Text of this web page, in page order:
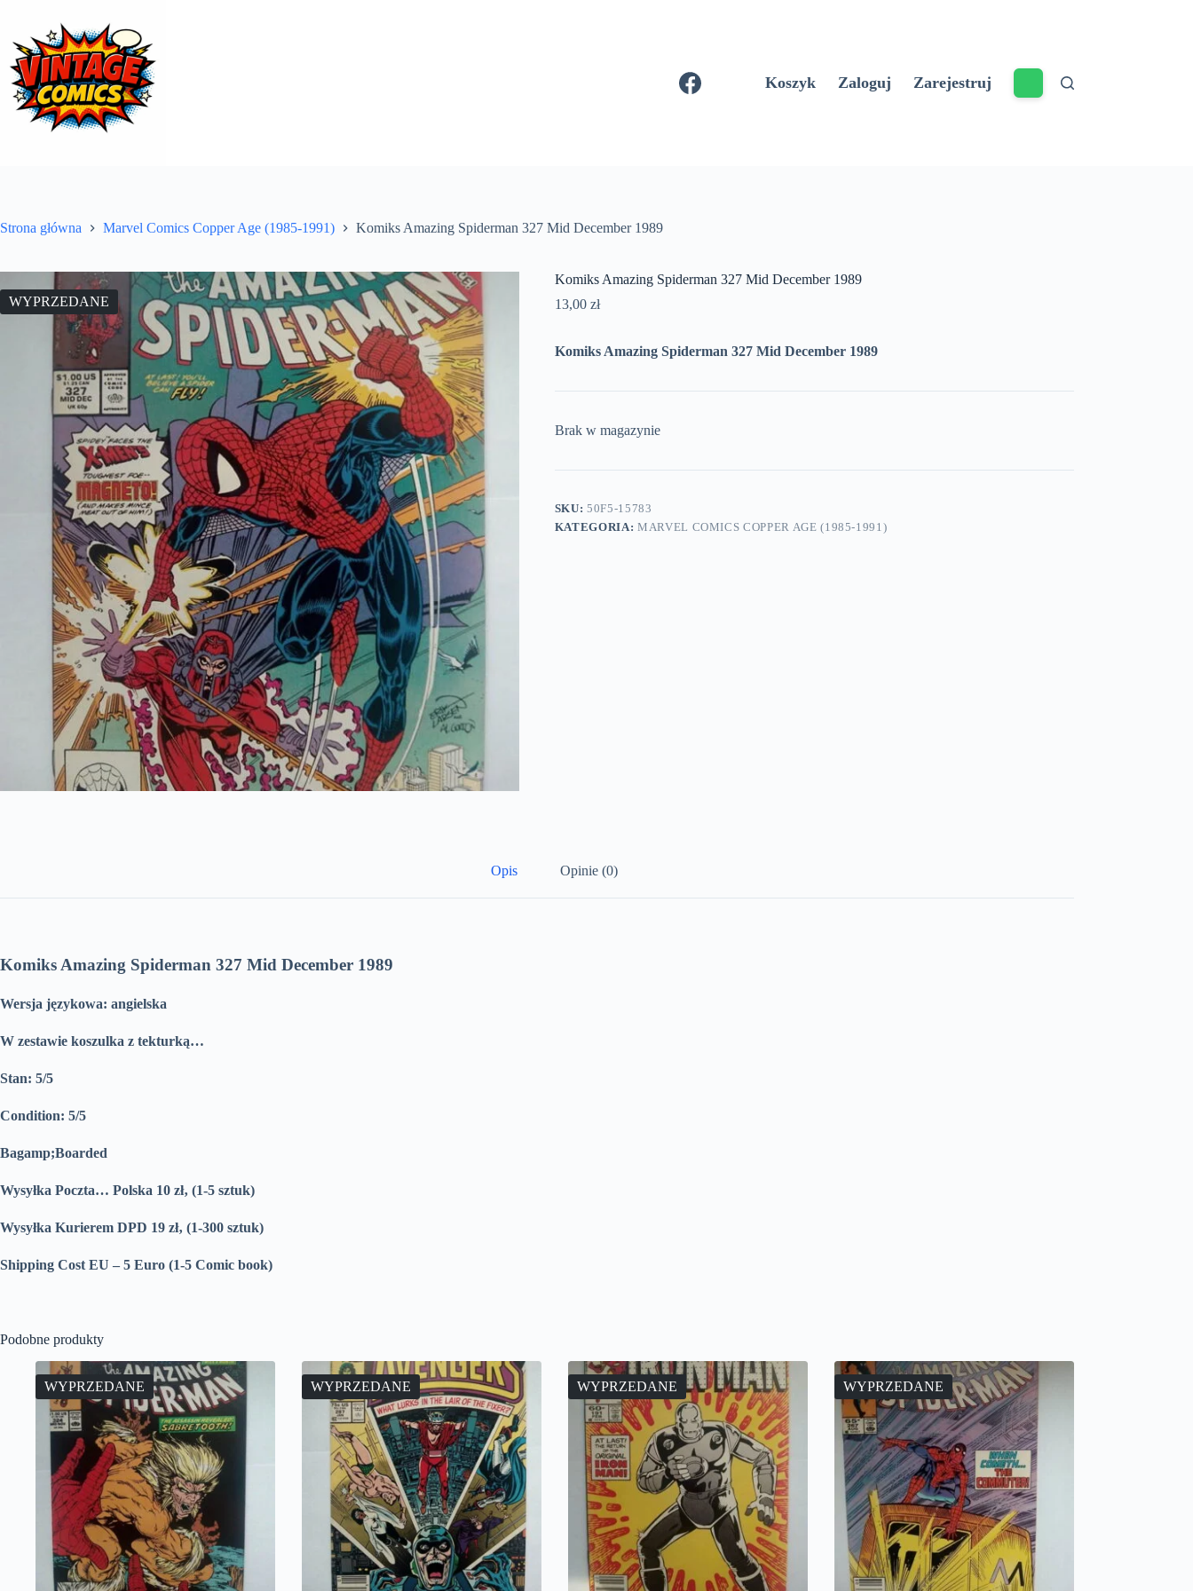
treści
Koszyk Zaloguj Zarejestruj
Strona główna Marvel Comics Copper Age (1985-1991) Komiks Amazing Spiderman 327 Mid December 1989
WYPRZEDANE
Komiks Amazing Spiderman 327 Mid December 1989
13,00 zł
Komiks Amazing Spiderman 327 Mid December 1989
Brak w magazynie
SKU:50F5-15783
KATEGORIA: MARVEL COMICS COPPER AGE (1985-1991)
Opis Opinie (0)
Komiks Amazing Spiderman 327 Mid December 1989
Wersja językowa: angielska
W zestawie koszulka z tekturką…
Stan: 5/5
Condition: 5/5
Bagamp;Boarded
Wysyłka Poczta… Polska 10 zł‚ (1-5 sztuk)
Wysyłka Kurierem DPD 19 zł‚ (1-300 sztuk)
Shipping Cost EU – 5 Euro (1-5 Comic book)
Podobne produkty
WYPRZEDANE WYPRZEDANE WYPRZEDANE WYPRZEDANE